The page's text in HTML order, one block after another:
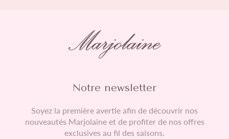
Notre newsletter
Soyez la première avertie afin de découvrir nos
nouveautés Marjolaine et de profiter de nos offres
exclusives au fil des saisons.